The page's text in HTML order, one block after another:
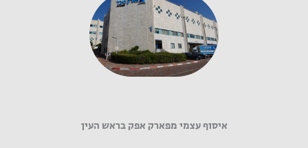
איסוף עצמי מפארק אפק בראש העין